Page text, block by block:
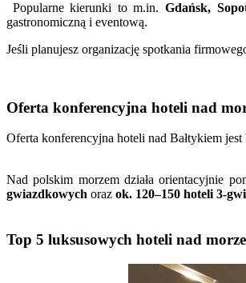
Popularne kierunki to m.in. Gdańsk,
gastronomiczną i eventową.
Jeśli planujesz organizację spotkania
Oferta konferencyjna hoteli nad
Oferta konferencyjna hoteli nad Bałtykiem
Nad polskim morzem działa orientacyjnie
gwiazdkowych oraz ok. 120–150 hoteli 3-
Top 5 luksusowych hoteli nad